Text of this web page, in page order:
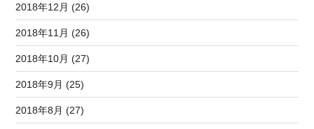
2018年12月 (26)
2018年11月 (26)
2018年10月 (27)
2018年9月 (25)
2018年8月 (27)